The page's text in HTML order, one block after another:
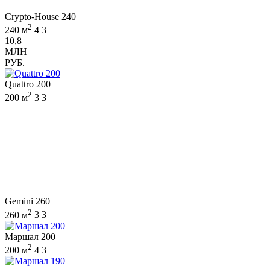
Crypto-House 240
240 м2 4 3
10,8
МЛН
РУБ.
Quattro 200
200 м2 3 3
Gemini 260
260 м2 3 3
Маршал 200
200 м2 4 3